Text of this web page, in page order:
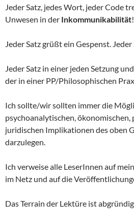
Jeder Satz, jedes Wort, jeder Code
Unwesen in der Inkommunikabilität!
Jeder Satz grüßt ein Gespenst.
Jeder Satz in einer jeden Setzung
der in einer PP/Philosophischen
Ich sollte/wir sollten immer die
psychoanalytischen, ökonomischen,
juridischen Implikationen des oben
darzulegen.
Ich verweise alle LeserInnen auf
im Netz und auf die
Das Terrain der Lektüre ist